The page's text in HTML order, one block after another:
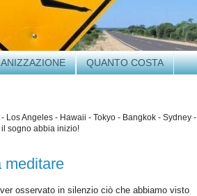
QUANTO COSTA
Angeles - Hawaii - Tokyo - Bangkok - Sydney -
sogno abbia inizio!
meditare
osservato in silenzio ciò che abbiamo visto